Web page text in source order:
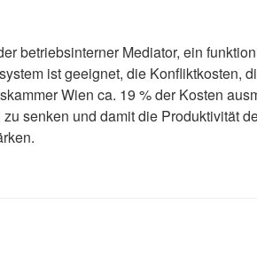
betriebsinterner Mediator, ein
ist geeignet, die Konfliktkosten,
Wien ca. 19 % der Kosten
senken und damit die Produktivität